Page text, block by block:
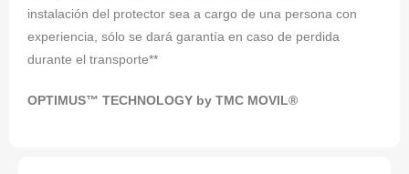
instalación del protector sea a cargo de una persona con
experiencia, sólo se dará garantía en caso de perdida
durante el transporte**
OPTIMUS™ TECHNOLOGY by TMC MOVIL®